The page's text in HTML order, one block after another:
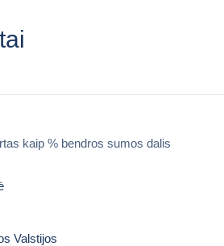
kaip % bendros sumos dalis
Valstijos